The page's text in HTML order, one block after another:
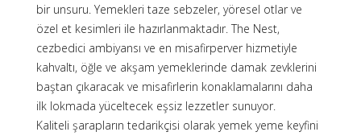
bir unsuru. Yemekleri taze sebzeler, yöresel otlar ve
özel et kesimleri ile hazırlanmaktadır. The Nest,
cezbedici ambiyansı ve en misafirperver hizmetiyle
kahvaltı, öğle ve akşam yemeklerinde damak zevklerini
baştan çıkaracak ve misafirlerin konaklamalarını daha
ilk lokmada yüceltecek eşsiz lezzetler sunuyor.
Kaliteli şarapların tedarikçisi olarak yemek yeme keyfini